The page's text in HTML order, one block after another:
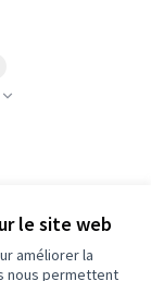
le site web
améliorer la
nous permettent